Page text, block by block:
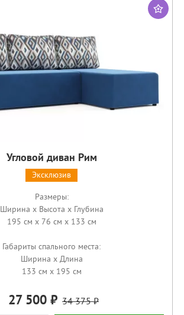
Угловой диван Рим
Эксклюзив
Размеры:
Ширина x Высота x Глубина
195 см x 76 см x 133 см
Габариты спального места:
Ширина x Длина
133 см x 195 см
27 500 34 375